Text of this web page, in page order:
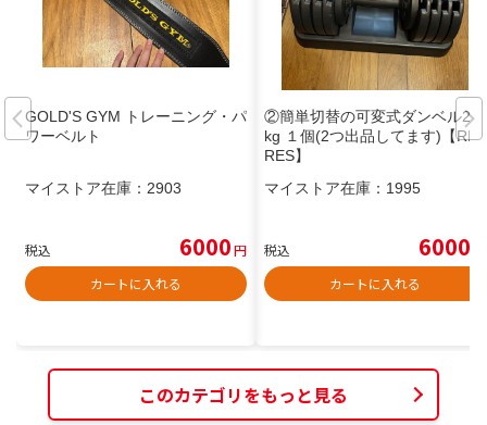
GOLD'S GYM トレーニング・パ
ワーベルト
マイストア在庫： 2903
税込 6000円
カートに入れる
②簡単切替の可変式ダンベル25
kg １個(2つ出品してます)【RIO
RES】
マイストア在庫： 1995
税込 6000
カートに入れる
このカテゴリをもっと見る